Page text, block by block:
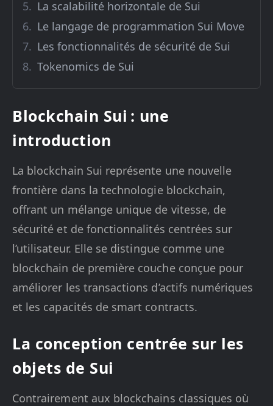
La scalabilité horizontale de Sui
Le langage de programmation Sui Move
Les fonctionnalités de sécurité de Sui
Tokenomics de Sui
Blockchain Sui : une
introduction
La blockchain Sui représente une nouvelle
frontière dans la technologie blockchain,
offrant un mélange unique de vitesse, de
sécurité et de fonctionnalités centrées sur
l’utilisateur. Elle se distingue comme une
blockchain de première couche conçue pour
améliorer les transactions d’actifs numériques
et les capacités de smart contracts.
La conception centrée sur les
objets de Sui
Contrairement aux blockchains classiques où